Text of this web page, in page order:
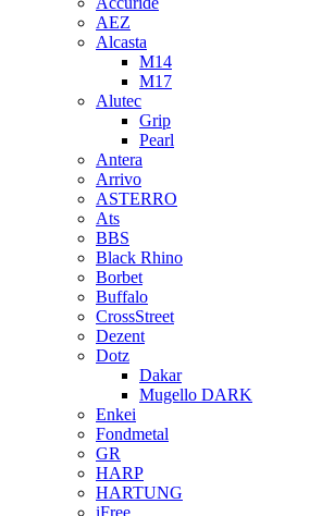
AEZ
Alcasta
M14
M17
Alutec
Grip
Pearl
Antera
Arrivo
ASTERRO
Ats
BBS
Black Rhino
Borbet
Buffalo
CrossStreet
Dezent
Dotz
Dakar
Mugello DARK
Enkei
Fondmetal
GR
HARP
HARTUNG
iFree